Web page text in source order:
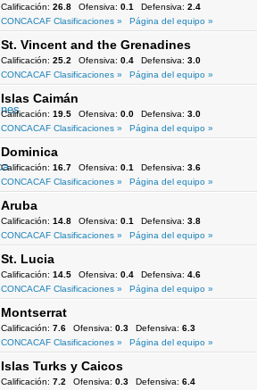
Calificación: 26.8 Ofensiva: 0.1 Defensiva: 2.4
CONCACAF Clasificaciones »
Página del equipo »
St. Vincent and the Grenadines
Calificación: 25.2 Ofensiva: 0.4 Defensiva: 3.0
CONCACAF Clasificaciones »
Página del equipo »
Islas Caimán
Calificación: 19.5 Ofensiva: 0.0 Defensiva: 3.0
CONCACAF Clasificaciones »
Página del equipo »
Dominica
Calificación: 16.7 Ofensiva: 0.1 Defensiva: 3.6
CONCACAF Clasificaciones »
Página del equipo »
Aruba
Calificación: 14.8 Ofensiva: 0.1 Defensiva: 3.8
CONCACAF Clasificaciones »
Página del equipo »
St. Lucia
Calificación: 14.5 Ofensiva: 0.4 Defensiva: 4.6
CONCACAF Clasificaciones »
Página del equipo »
Montserrat
Calificación: 7.6 Ofensiva: 0.3 Defensiva: 6.3
CONCACAF Clasificaciones »
Página del equipo »
Islas Turks y Caicos
Calificación: 7.2 Ofensiva: 0.3 Defensiva: 6.4